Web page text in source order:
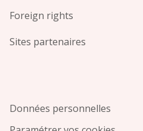
Foreign rights
Sites partenaires
Données personnelles